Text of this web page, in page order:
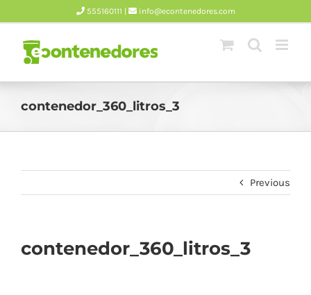
content
555160111 | info@econtenedores.com
contenedor_360_litros_3
Previous
contenedor_360_litros_3